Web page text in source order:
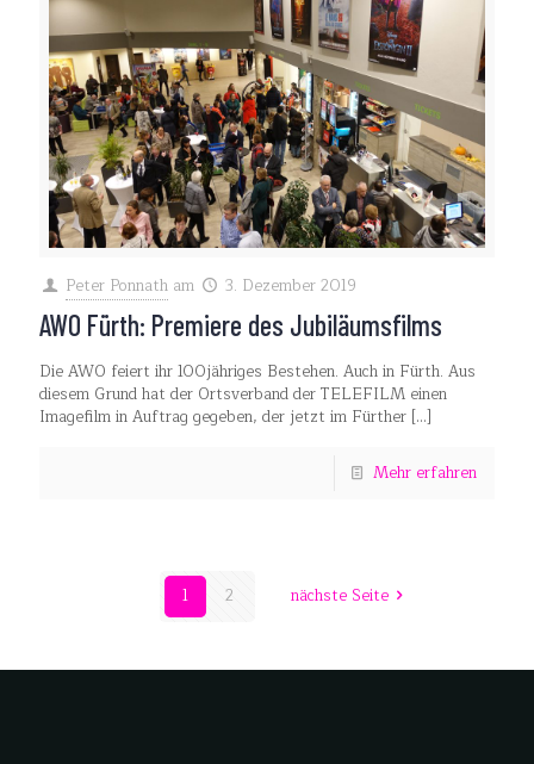
Peter Ponnath am 3. Dezember 2019
AWO Fürth: Premiere des Jubiläumsfilms
Die AWO feiert ihr 100jähriges Bestehen. Auch in Fürth. Aus
diesem Grund hat der Ortsverband der TELEFILM einen
Imagefilm in Auftrag gegeben, der jetzt im Fürther […]
Mehr erfahren
1 2 nächste Seite